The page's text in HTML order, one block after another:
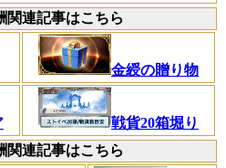
関連記事はこちら
金綬の贈り物
戦貨20箱堀り
関連記事はこちら